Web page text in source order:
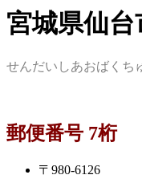
宮城県仙
せんだいしあおばくち
郵便番号 7桁
〒980-6126